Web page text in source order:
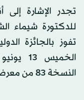
تجدر الإشارة
للدكتورة شيماء
تفوز بالجائزة
النسخة 83 من معرض مدريد الدولي للكتاب 2024.